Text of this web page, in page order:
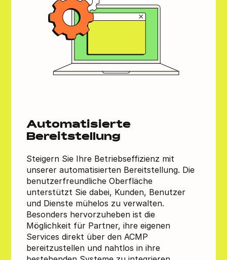
Automatisierte
Bereitstellung
Steigern Sie Ihre Betriebseffizienz mit
unserer automatisierten Bereitstellung. Die
benutzerfreundliche Oberfläche
unterstützt Sie dabei, Kunden, Benutzer
und Dienste mühelos zu verwalten.
Besonders hervorzuheben ist die
Möglichkeit für Partner, ihre eigenen
Services direkt über den ACMP
bereitzustellen und nahtlos in ihre